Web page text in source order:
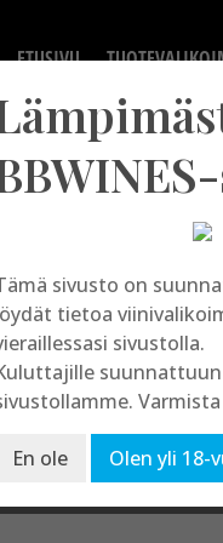
ETUSIVU
sivusto on
tietoa
sivustolla.
En ole Olen yli 18-